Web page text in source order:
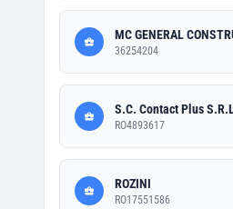
MC GENERAL
36254204
S.C. Contact Plus
RO4893617
ROZINI
RO17551586